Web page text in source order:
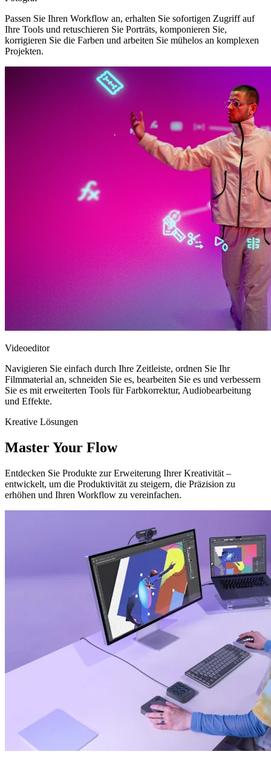
Passen Sie Ihren Workflow an, erhalten Sie sofortigen Zugriff auf
Ihre Tools und retuschieren Sie Porträts, komponieren Sie,
korrigieren Sie die Farben und arbeiten Sie mühelos an komplexen
Projekten.
Videoeditor
Navigieren Sie einfach durch Ihre Zeitleiste, ordnen Sie Ihr
Filmmaterial an, schneiden Sie es, bearbeiten Sie es und verbessern
Sie es mit erweiterten Tools für Farbkorrektur, Audiobearbeitung
und Effekte.
Kreative Lösungen
Master Your Flow
Entdecken Sie Produkte zur Erweiterung Ihrer Kreativität –
entwickelt, um die Produktivität zu steigern, die Präzision zu
erhöhen und Ihren Workflow zu vereinfachen.